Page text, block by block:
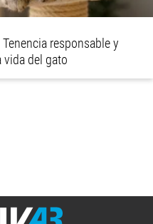
Tenencia responsable y
vida del gato